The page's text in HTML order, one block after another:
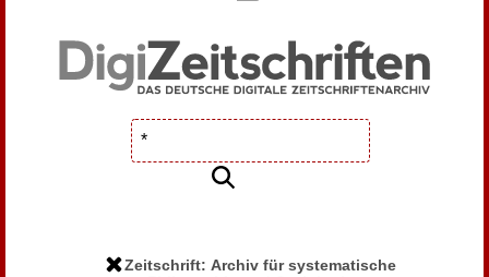
Zeitschrift: Archiv für systematische